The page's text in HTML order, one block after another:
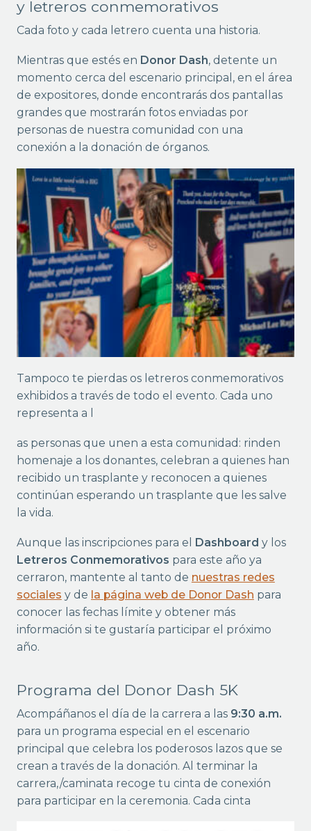
y letreros conmemorativos
Cada foto y cada letrero cuenta una historia.
Mientras que estés en Donor Dash, detente un
momento cerca del escenario principal, en el área
de expositores, donde encontrarás dos pantallas
grandes que mostrarán fotos enviadas por
personas de nuestra comunidad con una
conexión a la donación de órganos.
Tampoco te pierdas os letreros conmemorativos
exhibidos a través de todo el evento. Cada uno
representa a l
as personas que unen a esta comunidad: rinden
homenaje a los donantes, celebran a quienes han
recibido un trasplante y reconocen a quienes
continúan esperando un trasplante que les salve
la vida.
Aunque las inscripciones para el Dashboard y los
Letreros Conmemorativos para este año ya
cerraron, mantente al tanto de nuestras redes
sociales y de la página web de Donor Dash para
conocer las fechas límite y obtener más
información si te gustaría participar el próximo
año.
Programa del Donor Dash 5K
Acompáñanos el día de la carrera a las 9:30 a.m.
para un programa especial en el escenario
principal que celebra los poderosos lazos que se
crean a través de la donación. Al terminar la
carrera,/caminata recoge tu cinta de conexión
para participar en la ceremonia. Cada cinta